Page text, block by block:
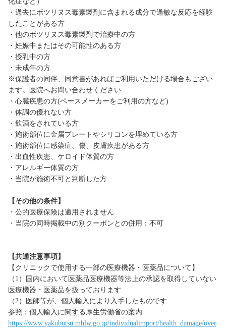
・過去にボツリヌス毒素製剤に含まれる成分で過敏な反応を経験
したことがある方
・他のボツリヌス毒素製剤で治療中の方
・妊娠中またはその可能性のある方
・授乳中の方
・未成年の方
※保護者の同伴、同意書があればご利用いただける場合もござい
ます。医院へお問い合わせください
・心臓疾患の方(ペースメーカーをご利用の方など)
・体調の優れない方
・飲酒をされている方
・施術部位に金属プレートやシリコンを埋めている方
・施術部位に感染症、傷、皮膚疾患がある方
・出血性疾患、ケロイド体質の方
・アレルギー体質の方
・当院が施術不可と判断した方
【その他の条件】
・公的医療保険は適用されません
・当院の同時掲載中の別クーポンとの併用：不可
【共通注意事項】
【クリニックで使用する一部の医療機器・医薬品について】
（1）国内において医薬品医療機器等法上の承認を取得していない
医療機器・医薬品を扱っております
（2）医師等が、個人輸入により入手したものです
参照：個人輸入に関する厚生労働省の案内
https://www.yakubutsu.mhlw.go.jp/individualimport/health_damage/over